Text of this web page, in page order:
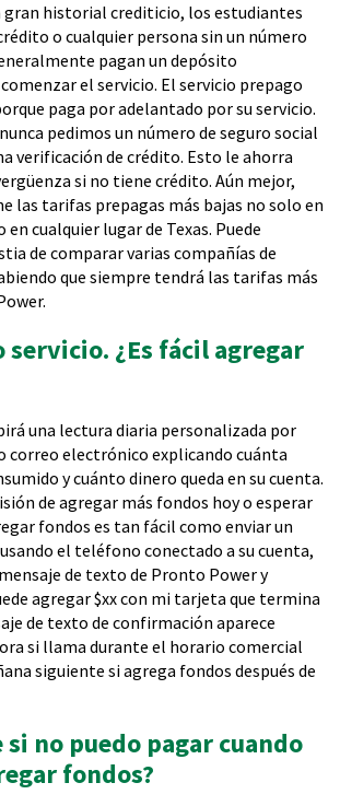
gran historial crediticio, los estudiantes
o cualquier persona sin un número
pagan un depósito
el servicio. El servicio prepago
paga por adelantado por su servicio.
pedimos un número de seguro social
verificación de crédito. Esto le ahorra
si no tiene crédito. Aún mejor,
las tarifas prepagas más bajas no solo en
en cualquier lugar de Texas. Puede
de comparar varias compañías de
que siempre tendrá las tarifas más
servicio. ¿Es fácil agregar
una lectura diaria personalizada por
correo electrónico explicando cuánta
y cuánto dinero queda en su cuenta.
de agregar más fondos hoy o esperar
fondos es tan fácil como enviar un
el teléfono conectado a su cuenta,
de texto de Pronto Power y
agregar $xx con mi tarjeta que termina
de texto de confirmación aparece
si llama durante el horario comercial
siguiente si agrega fondos después de
si no puedo pagar cuando
fondos?